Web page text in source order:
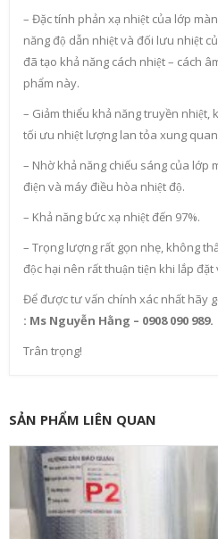
– Đặc tính phản xạ nhiệt của lớp
năng độ dẫn nhiệt và đối lưu nhiệt
đã tạo khả năng cách nhiệt – cách
phẩm này.
– Giảm thiểu khả năng truyền nhiệt,
tối ưu nhiệt lượng lan tỏa xung
– Nhờ khả năng chiếu sáng của lớp
điện và máy điều hòa nhiệt độ.
– Khả năng bức xạ nhiệt đến 97%.
– Trọng lượng rất gọn nhẹ, không
độc hại nên rất thuận tiện khi lắp đặt
Để được tư vấn chính xác nhất hãy
: Ms Nguyễn Hằng – 0908 090 989.
Trân trọng!
SẢN PHẨM LIÊN QUAN